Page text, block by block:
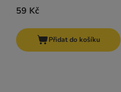
59 Kč
Přidat do košíku